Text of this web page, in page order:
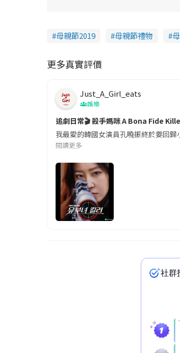
母親節2019 母親節禮物
更多真實評價
Just_A_Girl_eats
娛樂
追劇日常🎬 殺手媽咪 A Bona Fide
我最愛的韓國女演員孔曉振終於要回
閱讀更多